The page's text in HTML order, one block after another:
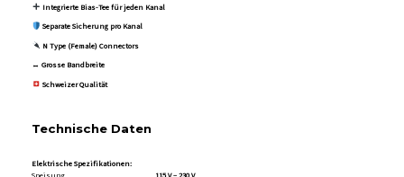
Integrierte Bias-Tee für jeden Kanal
Separate Sicherung pro Kanal
N Type (Female) Connectors
↔️ Grosse Bandbreite
Schweizer Qualität
Technische Daten
Elektrische Spezifikationen:
Speisung
115 V – 230 V